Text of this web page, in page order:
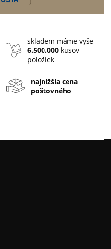
skladem máme vyše
6.500.000 kusov
položiek
najnižšia cena
poštovného